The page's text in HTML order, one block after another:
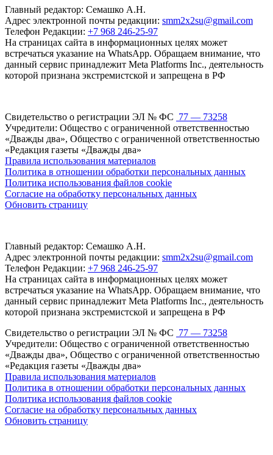
Главный редактор: Семашко А.Н.
Адрес электронной почты редакции: smm2x2su@gmail.com
Телефон Редакции: +7 968 246-25-97
На страницах сайта в информационных целях может
встречаться указание на WhatsApp. Обращаем внимание, что
данный сервис принадлежит Meta Platforms Inc., деятельность
которой признана экстремистской и запрещена в РФ
Свидетельство о регистрации ЭЛ № ФС 77 — 73258
Учредители: Общество с ограниченной ответственностью
«Дважды два», Общество с ограниченной ответственностью
«Редакция газеты «Дважды два»
Правила использования материалов
Политика в отношении обработки персональных данных
Политика использования файлов cookie
Согласие на обработку персональных данных
Обновить страницу
Главный редактор: Семашко А.Н.
Адрес электронной почты редакции: smm2x2su@gmail.com
Телефон Редакции: +7 968 246-25-97
На страницах сайта в информационных целях может
встречаться указание на WhatsApp. Обращаем внимание, что
данный сервис принадлежит Meta Platforms Inc., деятельность
которой признана экстремистской и запрещена в РФ
Свидетельство о регистрации ЭЛ № ФС 77 — 73258
Учредители: Общество с ограниченной ответственностью
«Дважды два», Общество с ограниченной ответственностью
«Редакция газеты «Дважды два»
Правила использования материалов
Политика в отношении обработки персональных данных
Политика использования файлов cookie
Согласие на обработку персональных данных
Обновить страницу